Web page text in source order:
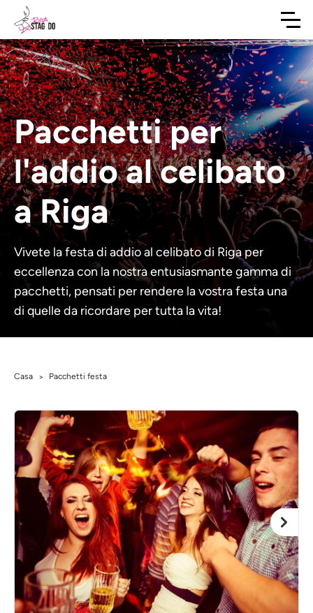
Pacchetti per
l'addio al celibato
a Riga
Vivete la festa di addio al celibato di Riga per
eccellenza con la nostra entusiasmante gamma di
pacchetti, pensati per rendere la vostra festa una
di quelle da ricordare per tutta la vita!
Casa > Pacchetti festa